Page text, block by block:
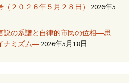
２０２６年５月２８日）
2026年5
の系譜と自律的市民の位相―思
ナミズム― 2026年5月18日